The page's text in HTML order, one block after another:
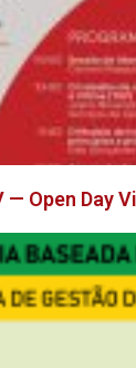
— Open Day